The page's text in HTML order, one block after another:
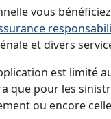
vous
et divers
est
que pour les
ou encore